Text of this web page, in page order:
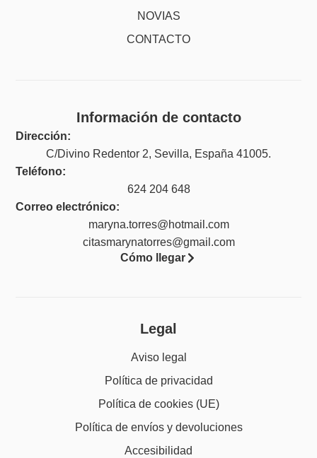
NOVIAS
CONTACTO
Información de contacto
Dirección:
C/Divino Redentor 2, Sevilla, España 41005.
Teléfono:
624 204 648
Correo electrónico:
maryna.torres@hotmail.com
citasmarynatorres@gmail.com
Cómo llegar
Legal
Aviso legal
Política de privacidad
Política de cookies (UE)
Política de envíos y devoluciones
Accesibilidad